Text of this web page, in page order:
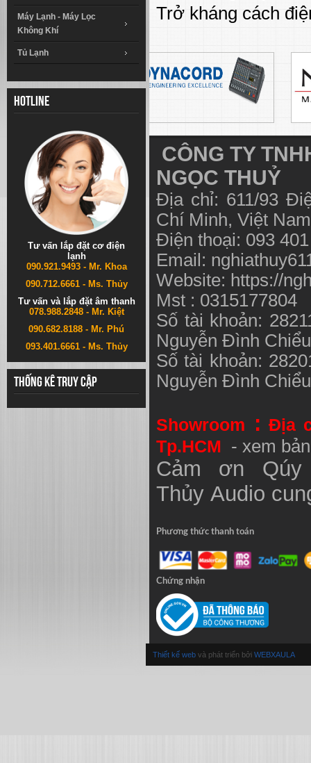
Máy Lạnh - Máy Lọc
Không Khí
Tủ Lạnh
Hotline
Tư vấn lắp đặt cơ điện
lạnh
090.921.9493 - Mr. Khoa
090.712.6661 - Ms. Thủy
Tư vấn và lắp đặt âm thanh
078.988.2848 - Mr. Kiệt
090.682.8188 - Mr. Phú
093.401.6661 - Ms. Thủy
Thống kê truy cập
Trở kháng cách
CÔNG TY
NGỌC THUỶ
Địa chỉ: 611/93
Chí Minh, Việt
Điện thoại: 093
Email:
Website: https://
Mst : 0315177804
Số tài khoản:
Nguyễn Đình
Số tài khoản:
Nguyễn Đình
Showroom : Địa
Tp.HCM - xem
Cảm ơn
Thủy Audio
Phương thức thanh toán
Chứng nhận
Thiết kế web và phát triển bởi WEBXAULA